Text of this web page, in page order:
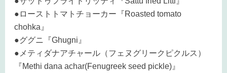
●ローストトマトチョーカー『Roasted tomato
chohka』
●ググニ『Ghugni』
●メティダナアチャール（フェヌグリークピクルス）
『Methi dana achar(Fenugreek seed pickle)』